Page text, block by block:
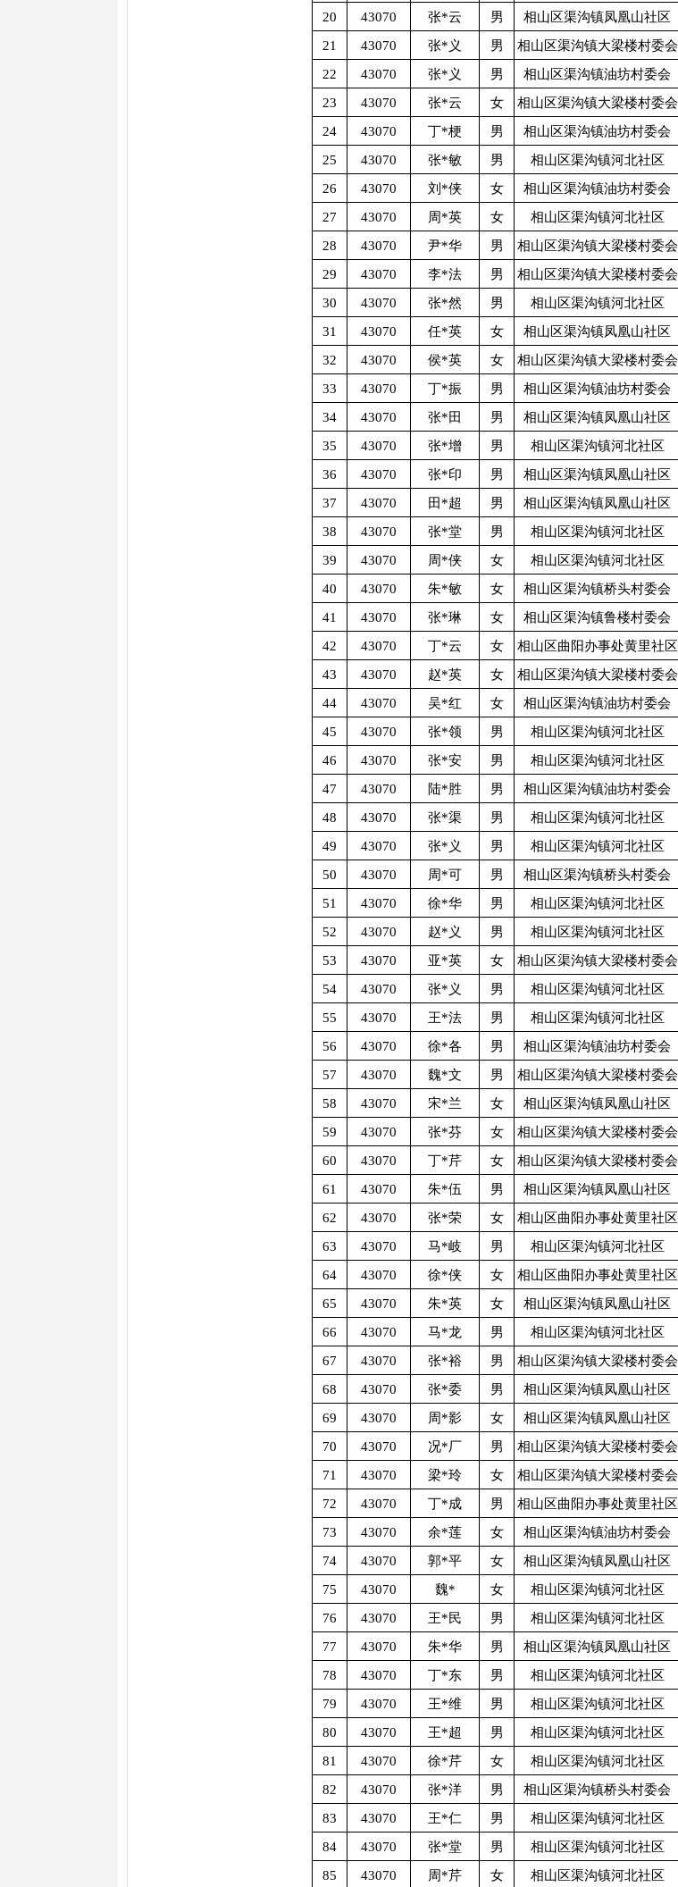
20
43070 张*云 男 相山区渠沟镇凤凰山社区
21
43070 张*义 男 相山区渠沟镇大梁楼村委会
22
43070 张*义 男 相山区渠沟镇油坊村委会
23
43070 张*云 女 相山区渠沟镇大梁楼村委会
24
43070 丁*梗 男 相山区渠沟镇油坊村委会
25
43070 张*敏 男 相山区渠沟镇河北社区
26
43070 刘*侠 女 相山区渠沟镇油坊村委会
27
43070 周*英 女 相山区渠沟镇河北社区
28
43070 尹*华 男 相山区渠沟镇大梁楼村委会
29
43070 李*法 男 相山区渠沟镇大梁楼村委会
30
43070 张*然 男 相山区渠沟镇河北社区
31
43070 任*英 女 相山区渠沟镇凤凰山社区
32
43070 侯*英 女 相山区渠沟镇大梁楼村委会
33
43070 丁*振 男 相山区渠沟镇油坊村委会
34
43070 张*田 男 相山区渠沟镇凤凰山社区
35
43070 张*增 男 相山区渠沟镇河北社区
36
43070 张*印 男 相山区渠沟镇凤凰山社区
37
43070 田*超 男 相山区渠沟镇凤凰山社区
38
43070 张*堂 男 相山区渠沟镇河北社区
39
43070 周*侠 女 相山区渠沟镇河北社区
40
43070 朱*敏 女 相山区渠沟镇桥头村委会
41
43070 张*琳 女 相山区渠沟镇鲁楼村委会
42
43070 丁*云 女 相山区曲阳办事处黄里社区
43
43070 赵*英 女 相山区渠沟镇大梁楼村委会
44
43070 吴*红 女 相山区渠沟镇油坊村委会
45
43070 张*领 男 相山区渠沟镇河北社区
46
43070 张*安 男 相山区渠沟镇河北社区
47
43070 陆*胜 男 相山区渠沟镇油坊村委会
48
43070 张*渠 男 相山区渠沟镇河北社区
49
43070 张*义 男 相山区渠沟镇河北社区
50
43070 周*可 男 相山区渠沟镇桥头村委会
51
43070 徐*华 男 相山区渠沟镇河北社区
52
43070 赵*义 男 相山区渠沟镇河北社区
53
43070 亚*英 女 相山区渠沟镇大梁楼村委会
54
43070 张*义 男 相山区渠沟镇河北社区
55
43070 王*法 男 相山区渠沟镇河北社区
56
43070 徐*各 男 相山区渠沟镇油坊村委会
57
43070 魏*文 男 相山区渠沟镇大梁楼村委会
58
43070 宋*兰 女 相山区渠沟镇凤凰山社区
59
43070 张*芬 女 相山区渠沟镇大梁楼村委会
60
43070 丁*芹 女 相山区渠沟镇大梁楼村委会
61
43070 朱*伍 男 相山区渠沟镇凤凰山社区
62
43070 张*荣 女 相山区曲阳办事处黄里社区
63
43070 马*岐 男 相山区渠沟镇河北社区
64
43070 徐*侠 女 相山区曲阳办事处黄里社区
65
43070 朱*英 女 相山区渠沟镇凤凰山社区
66
43070 马*龙 男 相山区渠沟镇河北社区
67
43070 张*裕 男 相山区渠沟镇大梁楼村委会
68
43070 张*委 男 相山区渠沟镇凤凰山社区
69
43070 周*影 女 相山区渠沟镇凤凰山社区
70
43070 况*厂 男 相山区渠沟镇大梁楼村委会
71
43070 梁*玲 女 相山区渠沟镇大梁楼村委会
72
43070 丁*成 男 相山区曲阳办事处黄里社区
73
43070 余*莲 女 相山区渠沟镇油坊村委会
74
43070 郭*平 女 相山区渠沟镇凤凰山社区
75
43070 魏* 女 相山区渠沟镇河北社区
76
43070 王*民 男 相山区渠沟镇河北社区
77
43070 朱*华 男 相山区渠沟镇凤凰山社区
78
43070 丁*东 男 相山区渠沟镇河北社区
79
43070 王*维 男 相山区渠沟镇河北社区
80
43070 王*超 男 相山区渠沟镇河北社区
81
43070 徐*芹 女 相山区渠沟镇河北社区
82
43070 张*洋 男 相山区渠沟镇桥头村委会
83
43070 王*仁 男 相山区渠沟镇河北社区
84
43070 张*堂 男 相山区渠沟镇河北社区
85
43070 周*芹 女 相山区渠沟镇河北社区